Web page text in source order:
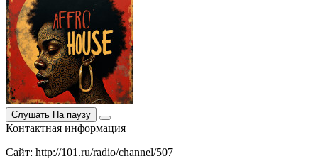
Слушать На паузу
Контактная информация
Сайт: http://101.ru/radio/channel/507